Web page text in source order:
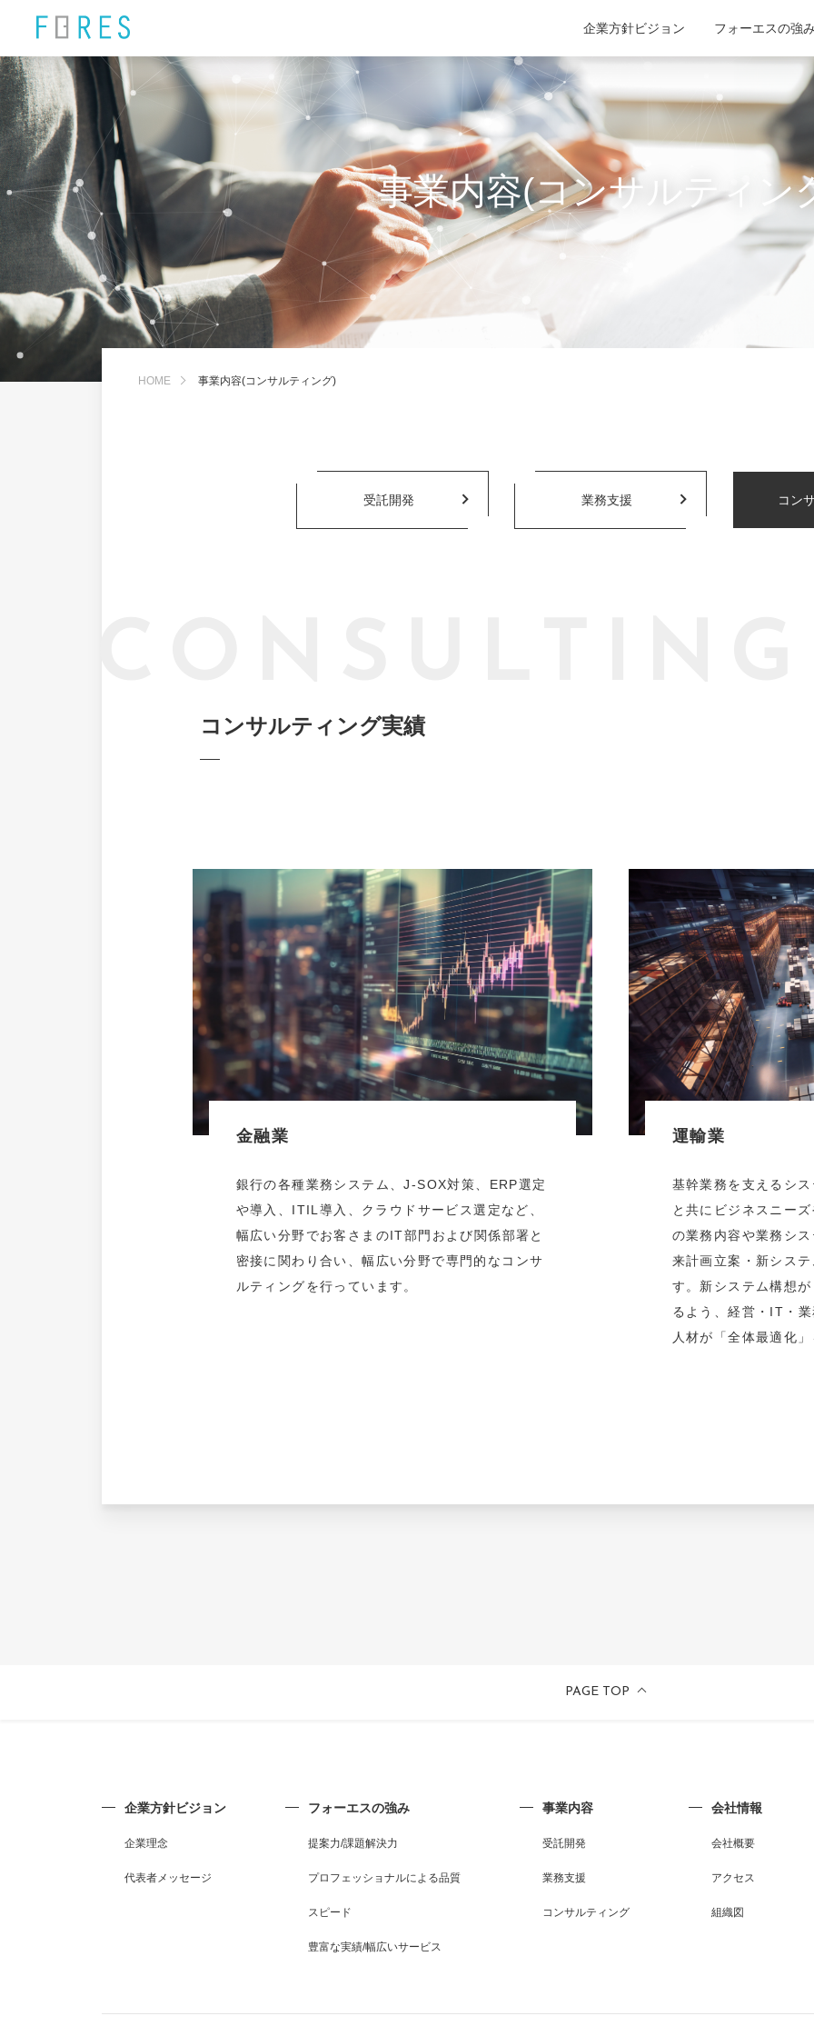
企業方針ビジョン フォーエスの強み
事業内容(コンサルティン
HOME 事業内容(コンサルティング)
受託開発 業務支援 コン
コンサルティング実績
金融業
銀行の各種業務システム、J-SOX対策、ERP選定
や導入、ITIL導入、クラウドサービス選定など、
幅広い分野でお客さまのIT部門および関係部署と
密接に関わり合い、幅広い分野で専門的なコンサ
ルティングを行っています。
運輸業
基幹業務を支えるシ
と共にビジネスニー
の業務内容や業務シ
来計画立案・新シス
す。新システム構想
るよう、経営・IT・
人材が「全体最適化」
PAGE TOP
企業方針ビジョン
企業理念
代表者メッセージ
フォーエスの強み
提案力/課題解決力
プロフェッショナルによる品質
スピード
豊富な実績/幅広いサービス
事業内容
受託開発
業務支援
コンサルティング
会社情報
会社概要
アクセス
組織図